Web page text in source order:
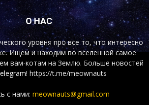
О НАС
уровня про все то, что интересно
Ищем и находим во вселенной самое
вам-котам на Землю. Больше новостей
https://t.me/meownauts
с нами: meownauts@gmail.com